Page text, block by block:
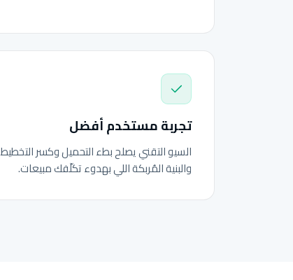
تجربة مستخدم أفضل
السيو التقني يصلح بطء التحميل وكسر التخطيط
والبنية المُربكة اللي بهدوء تكلّفك مبيعات.